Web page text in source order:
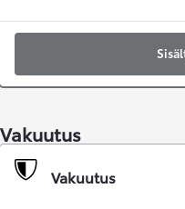
Vakuutus
Vakuutus